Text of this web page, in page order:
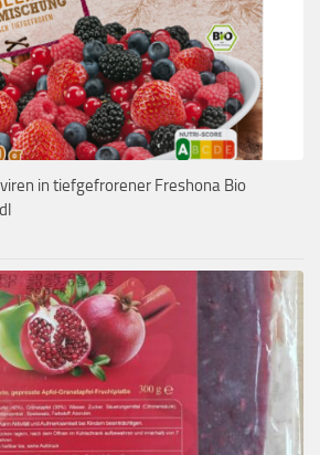
in tiefgefrorener Freshona Bio